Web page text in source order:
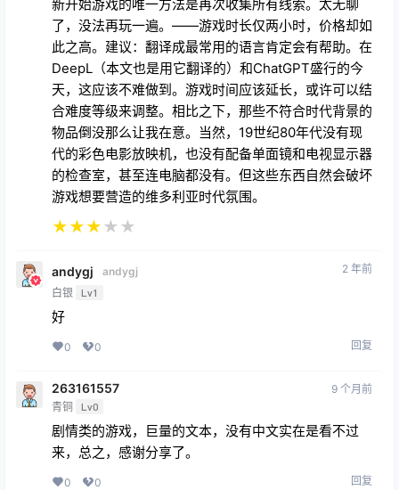
新开始游戏的唯一方法是再次收集所有线索。太无聊
了，没法再玩一遍。——游戏时长仅两小时，价格却如
此之高。建议：翻译成最常用的语言肯定会有帮助。在
DeepL（本文也是用它翻译的）和ChatGPT盛行的今
天，这应该不难做到。游戏时间应该延长，或许可以结
合难度等级来调整。相比之下，那些不符合时代背景的
物品倒没那么让我在意。当然，19世纪80年代没有现
代的彩色电影放映机，也没有配备单面镜和电视显示器
的检查室，甚至连电脑都没有。但这些东西自然会破坏
游戏想要营造的维多利亚时代氛围。
★★★★ ★
andygj
andygj
白银
Lv1
2 年前
好
0 0 回复
263161557
青铜 Lv0
9 个月前
剧情类的游戏，巨量的文本，没有中文实在是看不过
来，总之，感谢分享了。
0 0 回复